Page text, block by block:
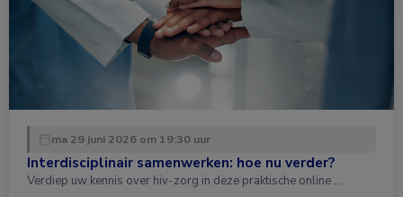
ma 29 juni 2026 om 19:30 uur
Interdisciplinair samenwerken: hoe nu verder?
Verdiep uw kennis over hiv-zorg in deze praktische online …